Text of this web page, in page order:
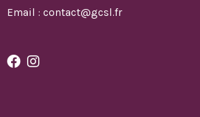
Email : contact@gcsl.fr